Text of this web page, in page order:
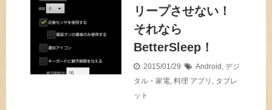
リープさせない！
それなら
BetterSleep！
2015/01/29 Android , デジ
タル・家電, 料理 アプリ , タブレ
ット